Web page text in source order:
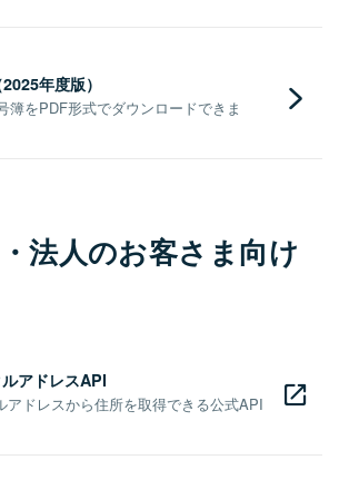
年度版）
簿をPDF形式でダウンロードできま
法人のお客さま向け
アドレスAPI
アドレスから住所を取得できる公式API